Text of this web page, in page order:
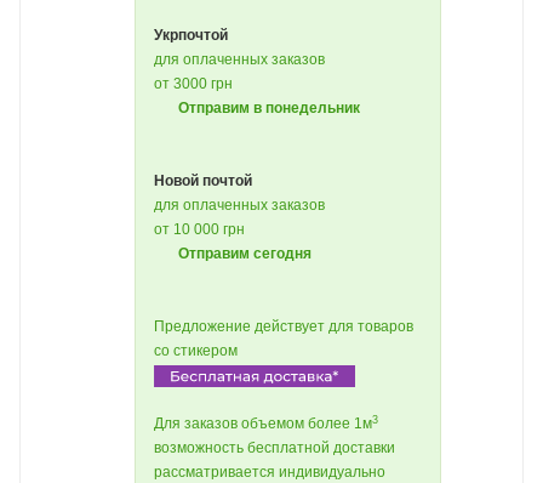
Укрпочтой
для оплаченных заказов
от 3000 грн
Отправим в понедельник
Новой почтой
для оплаченных заказов
от 10 000 грн
Отправим сегодня
Предложение действует для товаров
со стикером
Для заказов объемом более 1м3
возможность бесплатной доставки
рассматривается индивидуально